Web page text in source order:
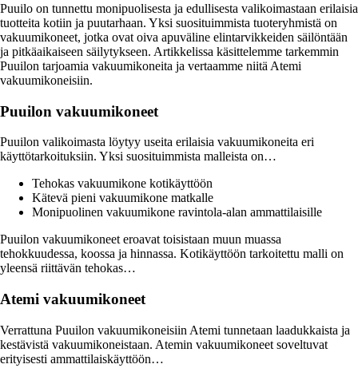
Puuilo on tunnettu monipuolisesta ja edullisesta valikoimastaan erilaisia
tuotteita kotiin ja puutarhaan. Yksi suosituimmista tuoteryhmistä on
vakuumikoneet, jotka ovat oiva apuväline elintarvikkeiden säilöntään
ja pitkäaikaiseen säilytykseen. Artikkelissa käsittelemme tarkemmin
Puuilon tarjoamia vakuumikoneita ja vertaamme niitä Atemi
vakuumikoneisiin.
Puuilon vakuumikoneet
Puuilon valikoimasta löytyy useita erilaisia vakuumikoneita eri
käyttötarkoituksiin. Yksi suosituimmista malleista on…
Tehokas vakuumikone kotikäyttöön
Kätevä pieni vakuumikone matkalle
Monipuolinen vakuumikone ravintola-alan ammattilaisille
Puuilon vakuumikoneet eroavat toisistaan muun muassa
tehokkuudessa, koossa ja hinnassa. Kotikäyttöön tarkoitettu malli on
yleensä riittävän tehokas…
Atemi vakuumikoneet
Verrattuna Puuilon vakuumikoneisiin Atemi tunnetaan laadukkaista ja
kestävistä vakuumikoneistaan. Atemin vakuumikoneet soveltuvat
erityisesti ammattilaiskäyttöön…